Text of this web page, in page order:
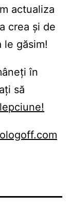
actualiza
crea și de
le găsim!
în
să